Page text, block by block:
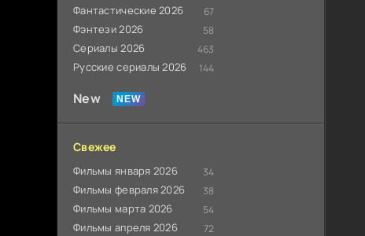
Фантастические 2026 67
Фэнтези 2026 58
Сериалы 2026 463
Русские сериалы 2026 144
New
Свежее
Фильмы января 2026 34
Фильмы февраля 2026 38
Фильмы марта 2026 54
Фильмы апреля 2026 72